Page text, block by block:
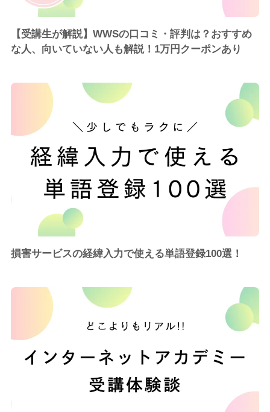
【受講生が解説】WWSの口コミ・評判は？おすすめ
な人、向いていない人も解説！1万円クーポンあり
損害サービスの経緯入力で使える単語登録100選！